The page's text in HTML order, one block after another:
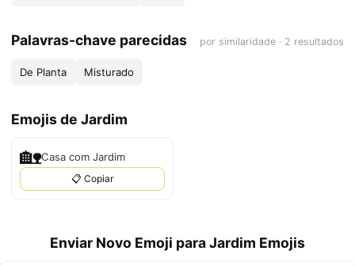
Palavras-chave parecidas por similaridade · 2 resultados
De Planta Misturado
Emojis de Jardim
🏡Casa com Jardim
📋 Copiar
Enviar Novo Emoji para Jardim Emojis